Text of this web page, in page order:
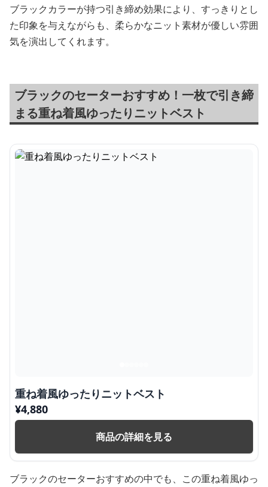
ブラックカラーが持つ引き締め効果により、すっきりとし
た印象を与えながらも、柔らかなニット素材が優しい雰囲
気を演出してくれます。
ブラックのセーターおすすめ！一枚で引き締
まる重ね着風ゆったりニットベスト
重ね着風ゆったりニットベスト
¥4,880
商品の詳細を見る
ブラックのセーターおすすめの中でも、この重ね着風ゆっ